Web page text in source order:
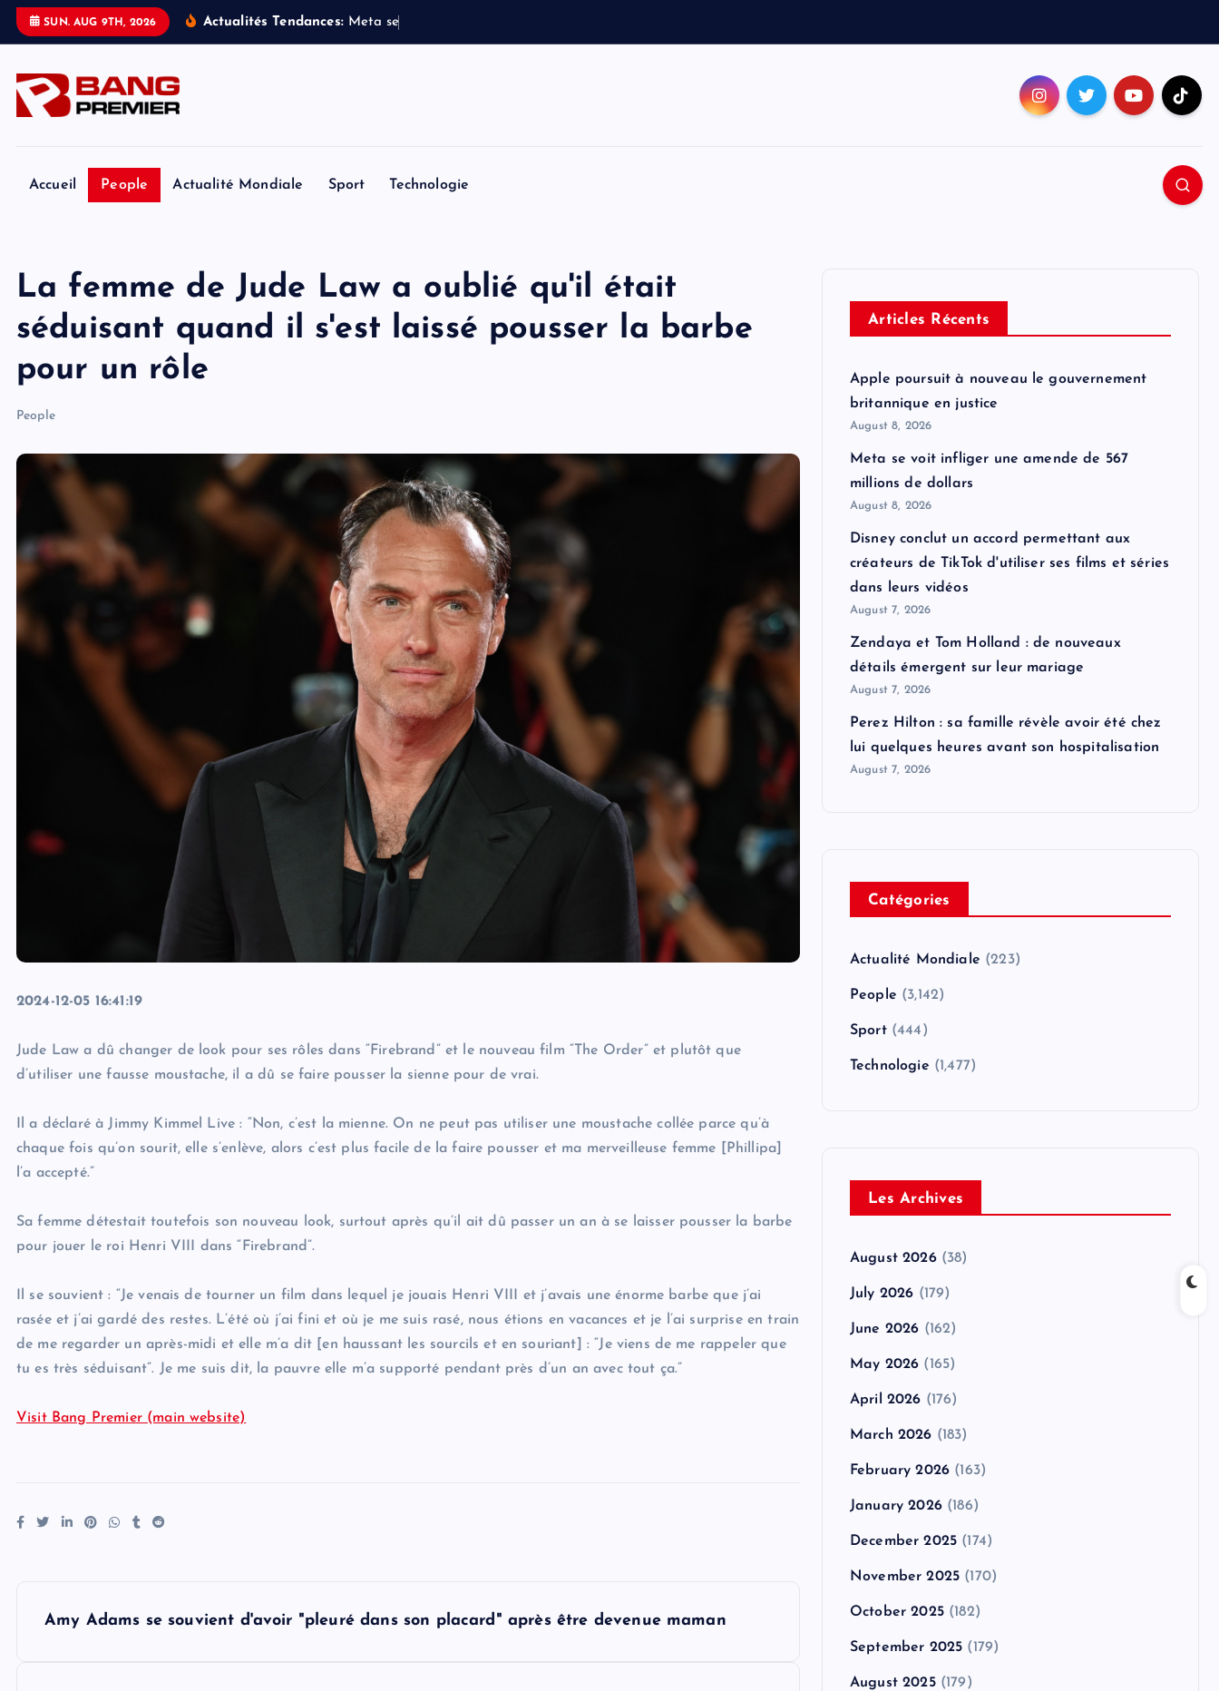
SUN. AUG 9TH, 2026 Actualités Tendances: Meta se
Accueil People Actualité Mondiale Sport Technologie
La femme de Jude Law a oublié qu'il était
séduisant quand il s'est laissé pousser la barbe
pour un rôle
People
2024-12-05 16:41:19
Jude Law a dû changer de look pour ses rôles dans “Firebrand” et le nouveau film “The Order” et plutôt que
d’utiliser une fausse moustache, il a dû se faire pousser la sienne pour de vrai.
Il a déclaré à Jimmy Kimmel Live : “Non, c’est la mienne. On ne peut pas utiliser une moustache collée parce qu’à
chaque fois qu’on sourit, elle s’enlève, alors c’est plus facile de la faire pousser et ma merveilleuse femme [Phillipa]
l’a accepté.”
Sa femme détestait toutefois son nouveau look, surtout après qu’il ait dû passer un an à se laisser pousser la barbe
pour jouer le roi Henri VIII dans “Firebrand”.
Il se souvient : “Je venais de tourner un film dans lequel je jouais Henri VIII et j’avais une énorme barbe que j’ai
rasée et j’ai gardé des restes. L’été où j’ai fini et où je me suis rasé, nous étions en vacances et je l’ai surprise en train
de me regarder un après-midi et elle m’a dit [en haussant les sourcils et en souriant] : “Je viens de me rappeler que
tu es très séduisant”. Je me suis dit, la pauvre elle m’a supporté pendant près d’un an avec tout ça.”
Visit Bang Premier (main website)
Amy Adams se souvient d'avoir "pleuré dans son placard" après être devenue maman
Articles Récents
Apple poursuit à nouveau le gouvernement
britannique en justice
August 8, 2026
Meta se voit infliger une amende de 567
millions de dollars
August 8, 2026
Disney conclut un accord permettant aux
créateurs de TikTok d'utiliser ses films et séries
dans leurs vidéos
August 7, 2026
Zendaya et Tom Holland : de nouveaux
détails émergent sur leur mariage
August 7, 2026
Perez Hilton : sa famille révèle avoir été chez
lui quelques heures avant son hospitalisation
August 7, 2026
Catégories
Actualité Mondiale (223)
People (3,142)
Sport(444)
Technologie (1,477)
Les Archives
August 2026(38)
July 2026 (179)
June 2026 (162)
May 2026 (165)
April 2026 (176)
March 2026 (183)
February 2026 (163)
January 2026(186)
December 2025 (174)
November 2025 (170)
October 2025(182)
September 2025 (179)
August 2025(179)